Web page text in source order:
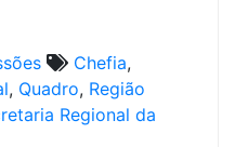
Chefia,
, Quadro, Região
Regional da